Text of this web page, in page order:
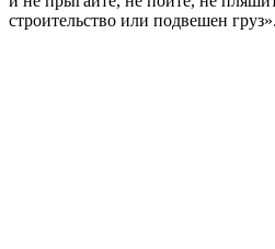
строительство или подвешен груз».